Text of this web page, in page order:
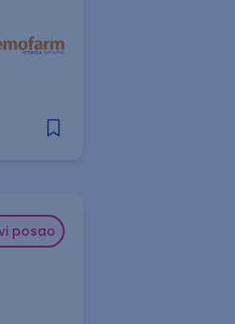
posao